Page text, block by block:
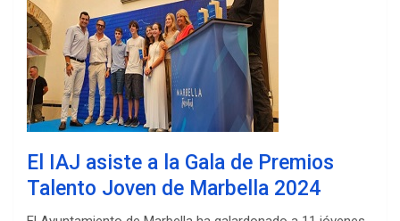
El IAJ asiste a la Gala de Premios
Talento Joven de Marbella 2024